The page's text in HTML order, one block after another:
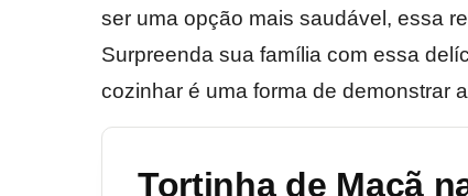
ser uma opção mais saudável, essa
Surpreenda sua família com essa
cozinhar é uma forma de demonstrar
Tortinha de Maçã